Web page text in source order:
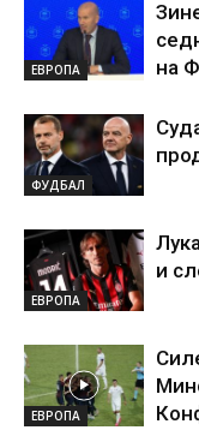
ЕВРОПА
на
ФУДБАЛ
ЕВРОПА
и
ЕВРОПА